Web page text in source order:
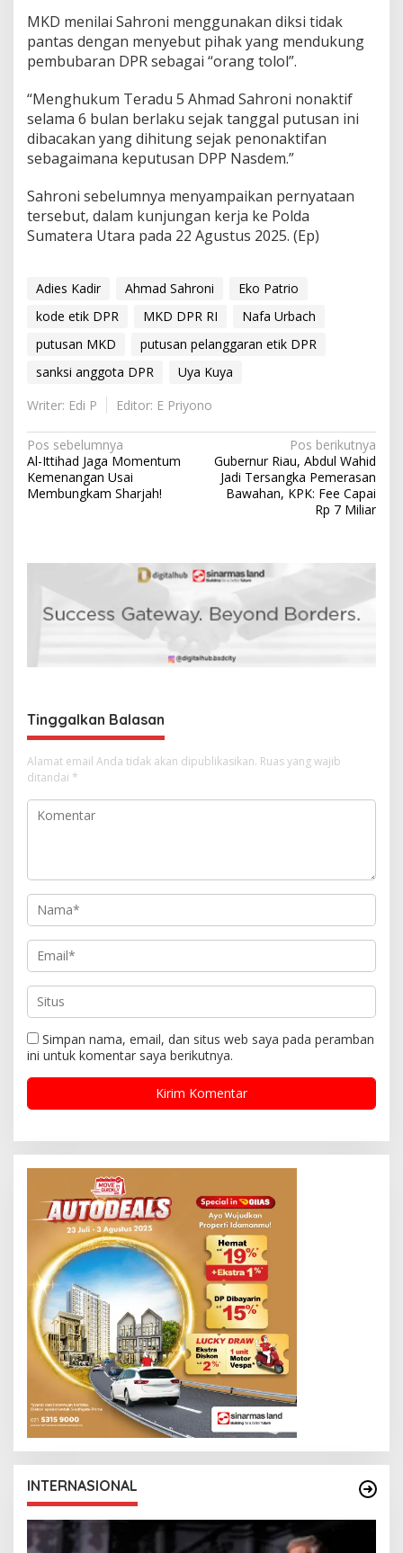
MKD menilai Sahroni menggunakan diksi tidak
pantas dengan menyebut pihak yang mendukung
pembubaran DPR sebagai “orang tolol”.
“Menghukum Teradu 5 Ahmad Sahroni nonaktif
selama 6 bulan berlaku sejak tanggal putusan ini
dibacakan yang dihitung sejak penonaktifan
sebagaimana keputusan DPP Nasdem.”
Sahroni sebelumnya menyampaikan pernyataan
tersebut, dalam kunjungan kerja ke Polda
Sumatera Utara pada 22 Agustus 2025. (Ep)
Adies Kadir Ahmad Sahroni
Eko Patrio
kode etik DPR
MKD DPR RI
Nafa Urbach
putusan MKD
putusan pelanggaran etik DPR
sanksi anggota DPR
Uya Kuya
Writer: Edi P
Editor: E Priyono
N
a
v
o
Pos sebelumnya
Al-Ittihad Jaga Momentum
Kemenangan Usai
Membungkam Sharjah!
Pos berikutnya
Gubernur Riau, Abdul Wahid
Jadi Tersangka Pemerasan
Bawahan, KPK: Fee Capai
Rp 7 Miliar
Tinggalkan Balasan
Alamat email Anda tidak akan dipublikasikan. Ruas yang wajib
ditandai *
Simpan nama, email, dan situs web saya pada peramban
ini untuk komentar saya berikutnya.
INTERNASIONAL